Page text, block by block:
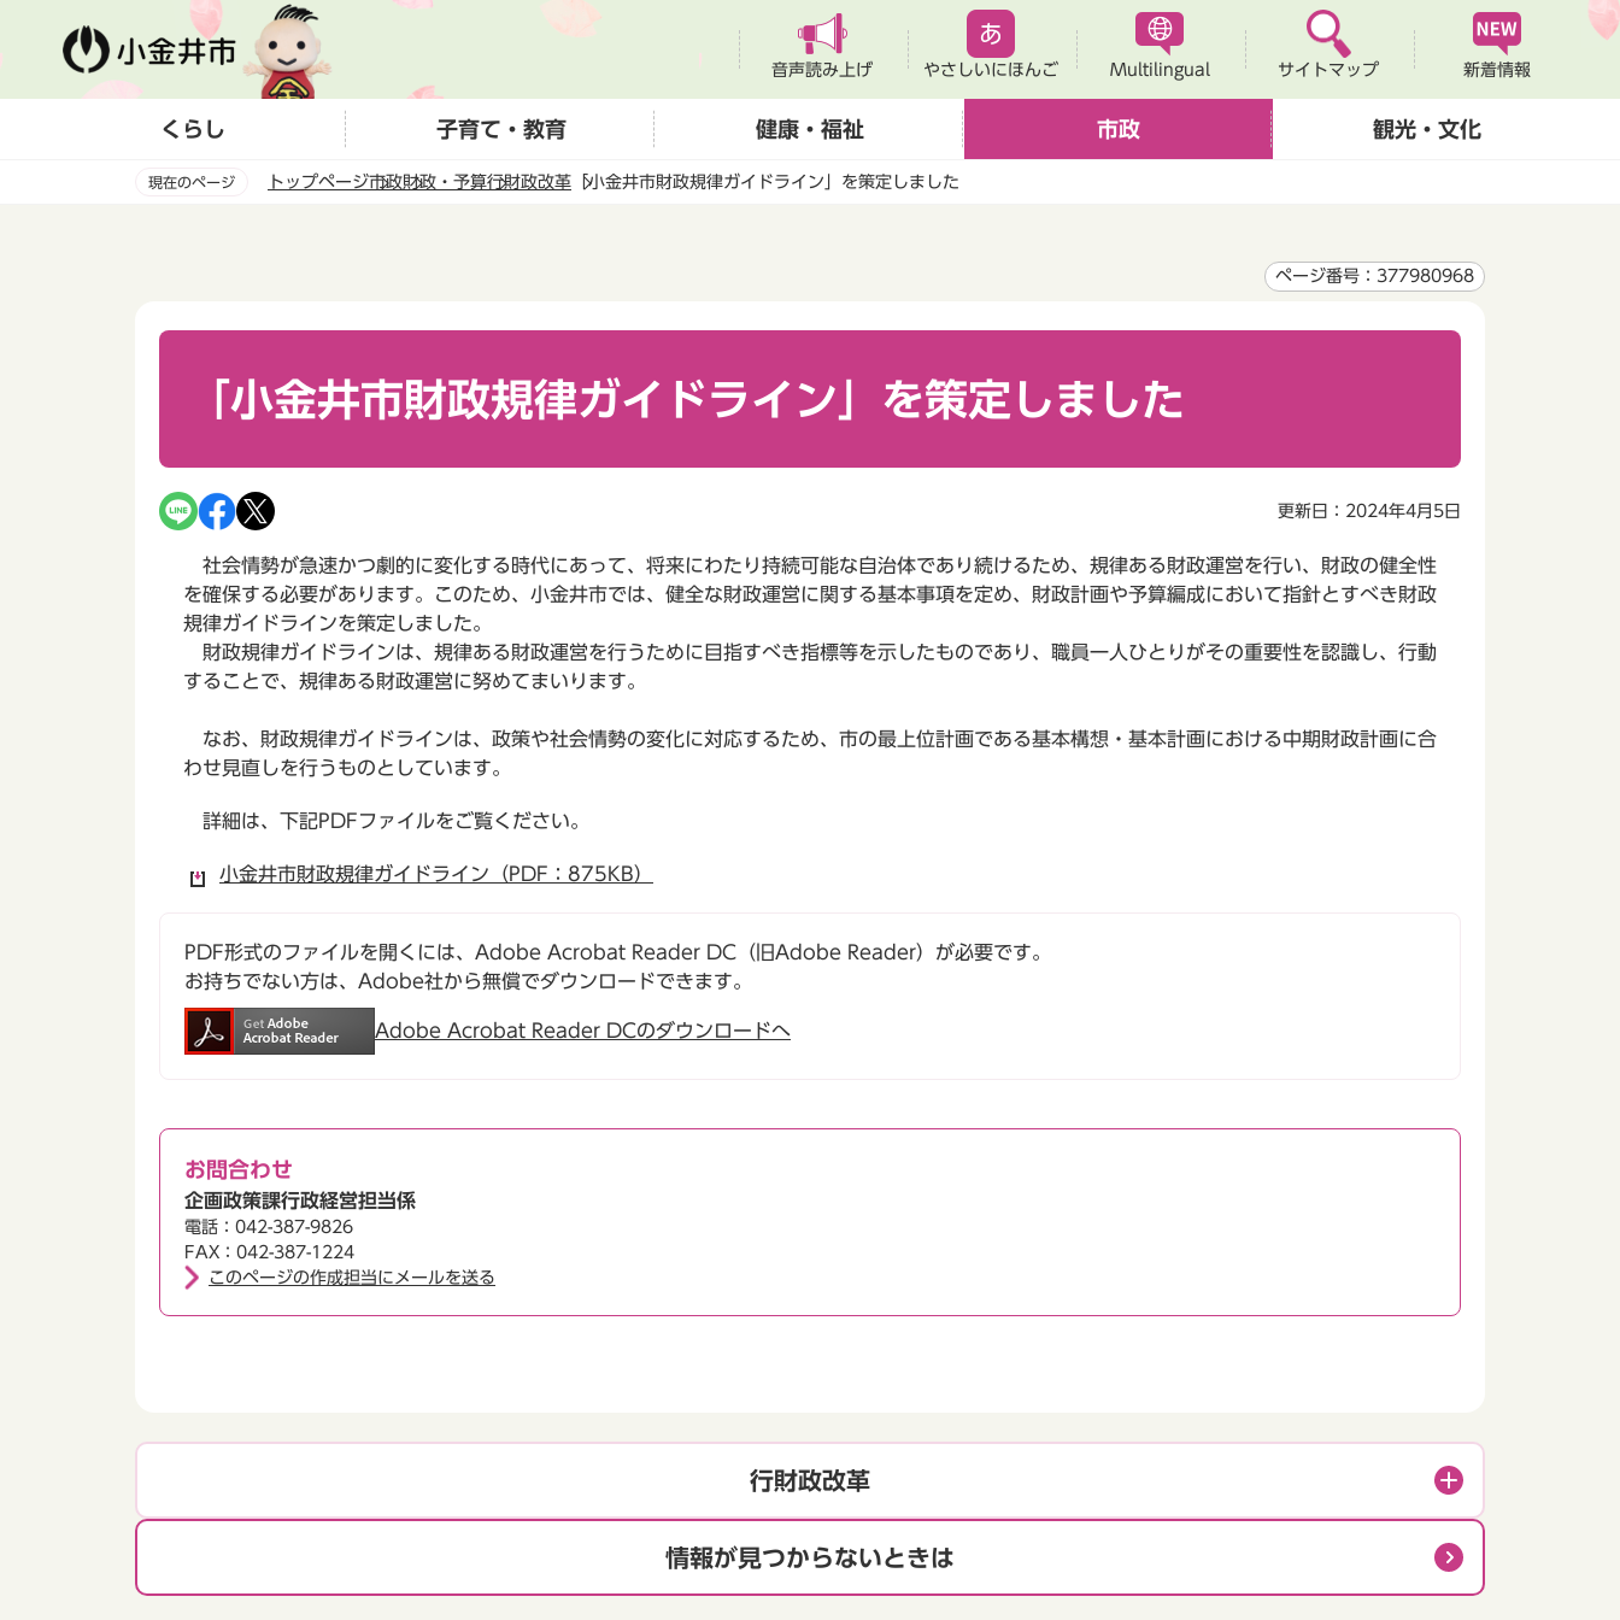
ー
音声読み上げ やさしいにほんご Multilingual サイトマップ 新着情報
くらし 子育て・教育 健康・福祉 市政 観光・文化
現在のページ トップページ市政財政・予算行財政改革 「小金井市財政規律ガイドライン」を策定しました
ページ番号：377980968
「小金井市財政規律ガイドライン」を策定しました
更新日：2024年4月5日
社会情勢が急速かつ劇的に変化する時代にあって、将来にわたり持続可能な自治体であり続けるため、規律ある財政運営を行い、財政の健全性
を確保する必要があります。このため、小金井市では、健全な財政運営に関する基本事項を定め、財政計画や予算編成において指針とすべき財政
規律ガイドラインを策定しました。
財政規律ガイドラインは、規律ある財政運営を行うために目指すべき指標等を示したものであり、職員一人ひとりがその重要性を認識し、行動
することで、規律ある財政運営に努めてまいります。
なお、財政規律ガイドラインは、政策や社会情勢の変化に対応するため、市の最上位計画である基本構想・基本計画における中期財政計画に合
わせ見直しを行うものとしています。
詳細は、下記PDFファイルをご覧ください。
小金井市財政規律ガイドライン（PDF：875KB）
PDF形式のファイルを開くには、Adobe Acrobat Reader DC（旧Adobe Reader）が必要です。
お持ちでない方は、Adobe社から無償でダウンロードできます。
Adobe Acrobat Reader DCのダウンロードへ
お問合わせ
企画政策課行政経営担当係
電話：042-387-9826
FAX：042-387-1224
このページの作成担当にメールを送る
行財政改革
情報が見つからないときは